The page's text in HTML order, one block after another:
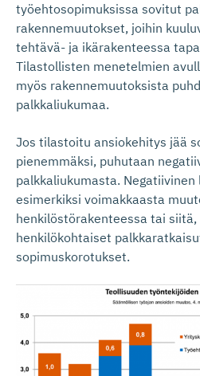
työehtosopimuksissa sovitut
rakennemuutokset, joihin
tehtävä- ja ikärakenteessa
Tilastollisten menetelmien
myös rakennemuutoksista
palkkaliukumaa.
Jos tilastoitu ansiokehitys jää
pienemmäksi, puhutaan
palkkaliukumasta.
esimerkiksi voimakkaasta
henkilöstörakenteessa tai
henkilökohtaiset
sopimuskorotukset.